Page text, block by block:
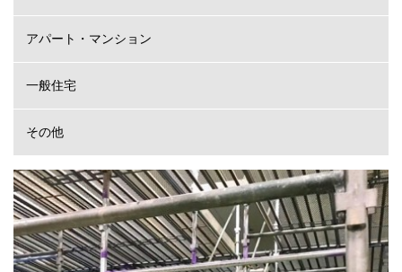
アパート・マンション
一般住宅
その他